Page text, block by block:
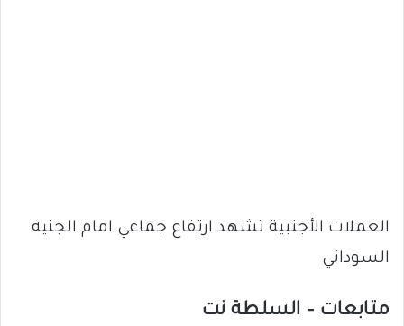
العملات الأجنبية تشهد ارتفاع جماعي امام الجنيه
السوداني
متابعات – السلطة نت